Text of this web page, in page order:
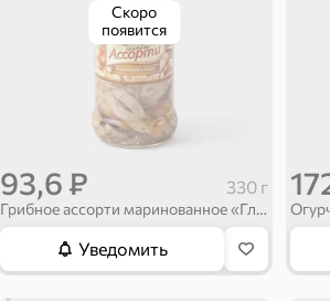
Скоро
появится
93,6 ₽ 330 г
Грибное ассорти маринованное «Главпродукт», 330 г
Уведомить